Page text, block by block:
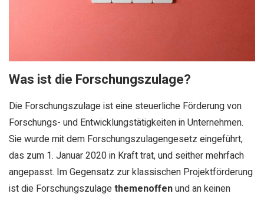
Was ist die Forschungszulage?
Die Forschungszulage ist eine steuerliche Förderung von
Forschungs- und Entwicklungstätigkeiten in Unternehmen.
Sie wurde mit dem Forschungszulagengesetz eingeführt,
das zum 1. Januar 2020 in Kraft trat, und seither mehrfach
angepasst. Im Gegensatz zur klassischen Projektförderung
ist die Forschungszulagethemenoffenund an keinen